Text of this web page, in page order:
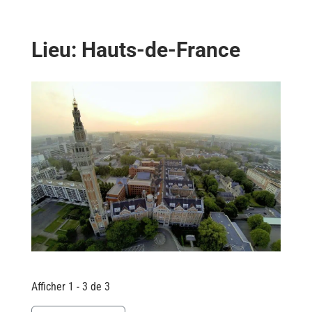
Lieu: Hauts-de-France
Afficher 1 - 3 de 3